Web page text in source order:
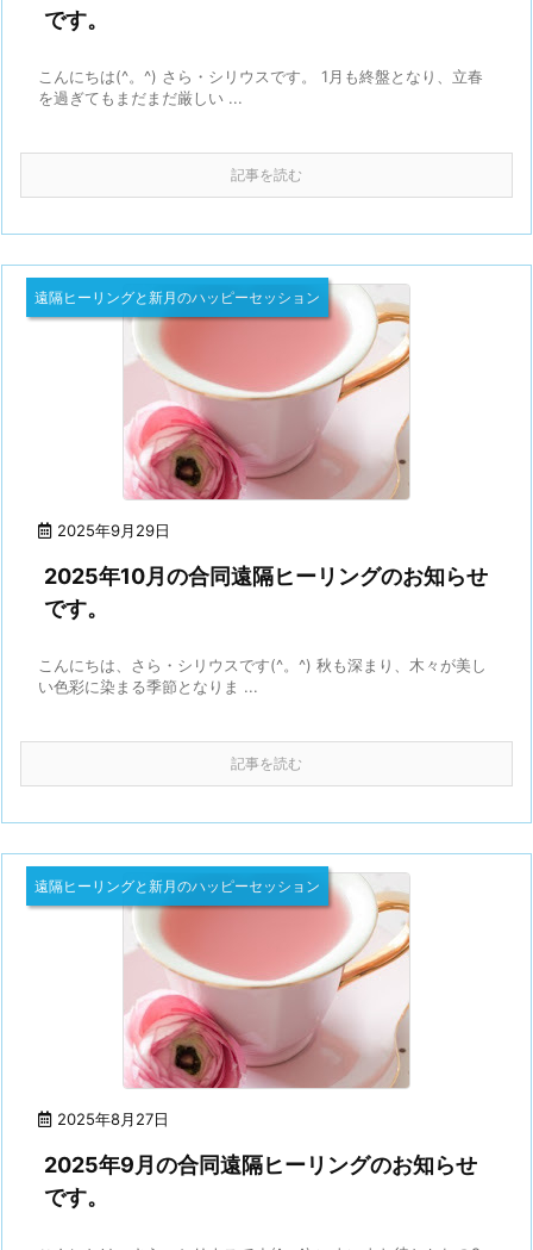
です。
こんにちは(^。^) さら・シリウスです。 1月も終盤となり、立春
を過ぎてもまだまだ厳しい ...
記事を読む
2025年9月29日
遠隔ヒーリングと新月のハッピーセッション
2025年10月の合同遠隔ヒーリングのお知らせ
です。
こんにちは、さら・シリウスです(^。^) 秋も深まり、木々が美し
い色彩に染まる季節となりま ...
記事を読む
2025年8月27日
遠隔ヒーリングと新月のハッピーセッション
2025年9月の合同遠隔ヒーリングのお知らせ
です。